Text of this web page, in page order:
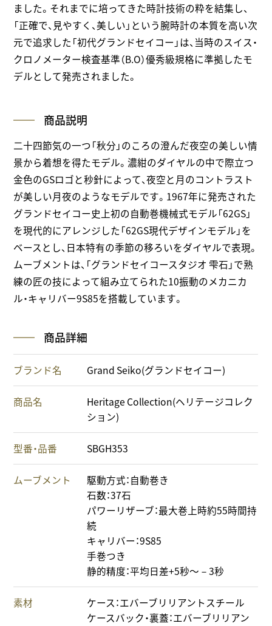
ました。それまでに培ってきた時計技術の粋を結集し、
「正確で、見やすく、美しい」という腕時計の本質を高い次
元で追求した「初代グランドセイコー」は、当時のスイス・
クロノメーター検査基準（B.O）優秀級規格に準拠したモ
デルとして発売されました。
商品説明
二十四節気の一つ「秋分」のころの澄んだ夜空の美しい情
景から着想を得たモデル。濃紺のダイヤルの中で際立つ
金色のGSロゴと秒針によって、夜空と月のコントラスト
が美しい月夜のようなモデルです。1967年に発売された
グランドセイコー史上初の自動巻機械式モデル「62GS」
を現代的にアレンジした「62GS現代デザインモデル」を
ベースとし、日本特有の季節の移ろいをダイヤルで表現。
ムーブメントは、「グランドセイコースタジオ 雫石」で熟
練の匠の技によって組み立てられた10振動のメカニカ
ル・キャリバー9S85を搭載しています。
商品詳細
ブランド名 Grand Seiko(グランドセイコー)
商品名
Heritage Collection(ヘリテージコレク
ション)
型番・品番 SBGH353
ムーブメント
駆動方式：自動巻き
石数：37石
パワーリザーブ：最大巻上時約55時間持
続
キャリバー：9S85
手巻つき
静的精度：平均日差+5秒～－3秒
素材
ケース：エバーブリリアントスチール
ケースバック・裏蓋：エバーブリリアン